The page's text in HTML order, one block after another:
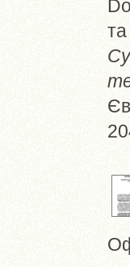
та